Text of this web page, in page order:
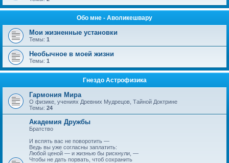
Обо мне - Аволикешвару
Мои жизненные установки
Темы: 1
Необычное в моей жизни
Темы: 1
Гнездо Астрофизика
Гармония Мира
О физике, учениях Древних Мудрецов, Тайной Доктрине
Темы: 24
Академия Дружбы
Братство
И вспять вас не поворотить —
Ведь вы уже согласны заплатить:
Любой ценой — и жизнью бы рискнули, —
Чтобы не дать порвать, чтоб сохранить